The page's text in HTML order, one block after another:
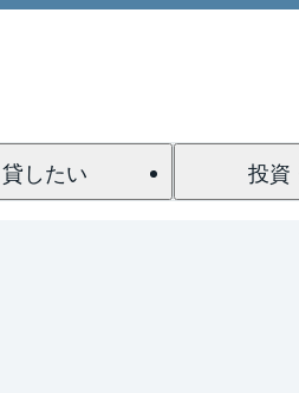
貸したい 投資